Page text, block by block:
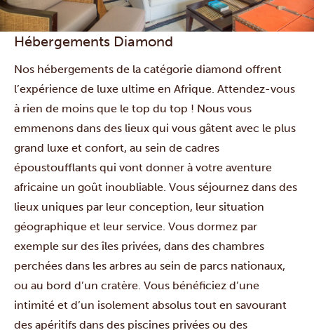
Hébergements Diamond
Nos hébergements de la catégorie diamond offrent
l’expérience de luxe ultime en Afrique. Attendez-vous
à rien de moins que le top du top ! Nous vous
emmenons dans des lieux qui vous gâtent avec le plus
grand luxe et confort, au sein de cadres
époustoufflants qui vont donner à votre aventure
africaine un goût inoubliable. Vous séjournez dans des
lieux uniques par leur conception, leur situation
géographique et leur service. Vous dormez par
exemple sur des îles privées, dans des chambres
perchées dans les arbres au sein de parcs nationaux,
ou au bord d’un cratère. Vous bénéficiez d’une
intimité et d’un isolement absolus tout en savourant
des apéritifs dans des piscines privées ou des